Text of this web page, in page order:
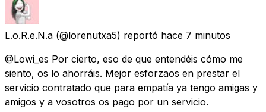
L.o.R.e.N.a (@lorenutxa5) reportó hace 7 minutos
@Lowi_es Por cierto, eso de que entendéis cómo me
siento, os lo ahorráis. Mejor esforzaos en prestar el
servicio contratado que para empatía ya tengo amigas y
amigos y a vosotros os pago por un servicio.